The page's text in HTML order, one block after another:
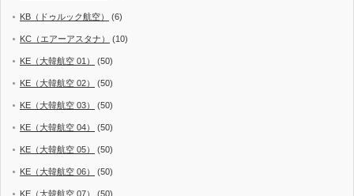
KB（ドゥルック航空） (6)
KC（エアーアスタナ） (10)
KE（大韓航空 01） (50)
KE（大韓航空 02） (50)
KE（大韓航空 03） (50)
KE（大韓航空 04） (50)
KE（大韓航空 05） (50)
KE（大韓航空 06） (50)
KE（大韓航空 07） (50)